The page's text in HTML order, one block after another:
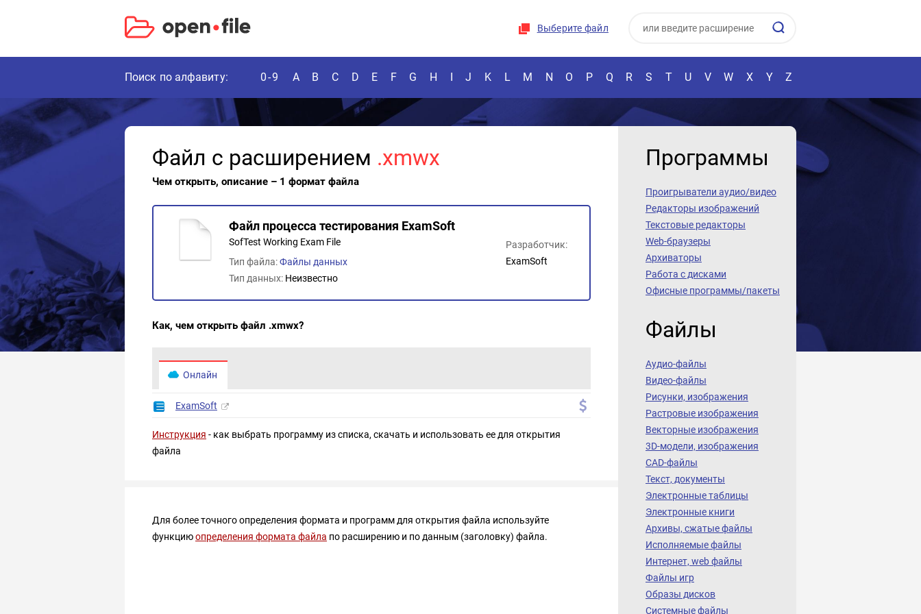
Выберите файл
Поиск по алфавиту: 0-9 A B C D E F G H I J K L M N O P Q R S T U V W X Y Z
Файл с расширением .xmwx
Чем открыть, описание – 1 формат файла
Файл процесса тестирования ExamSoft
SofTest Working Exam File
Тип файла:Файлы данных
Тип данных: Неизвестно
Разработчик:
ExamSoft
Как, чем открыть файл .xmwx?
Онлайн
ExamSoft
Инструкция - как выбрать программу из списка, скачать и использовать ее для открытия
файла
Для более точного определения формата и программ для открытия файла используйте
функциюопределения формата файла по расширению и по данным (заголовку) файла.
Программы
Проигрыватели аудио/видео
Редакторы изображений
Текстовые редакторы
Web-браузеры
Архиваторы
Работа с дисками
Офисные программы/пакеты
Файлы
Аудио-файлы
Видео-файлы
Рисунки, изображения
Растровые изображения
Векторные изображения
3D-модели, изображения
CAD-файлы
Текст, документы
Электронные таблицы
Электронные книги
Архивы, сжатые файлы
Исполняемые файлы
Интернет, web файлы
Файлы игр
Образы дисков
Системные файлы